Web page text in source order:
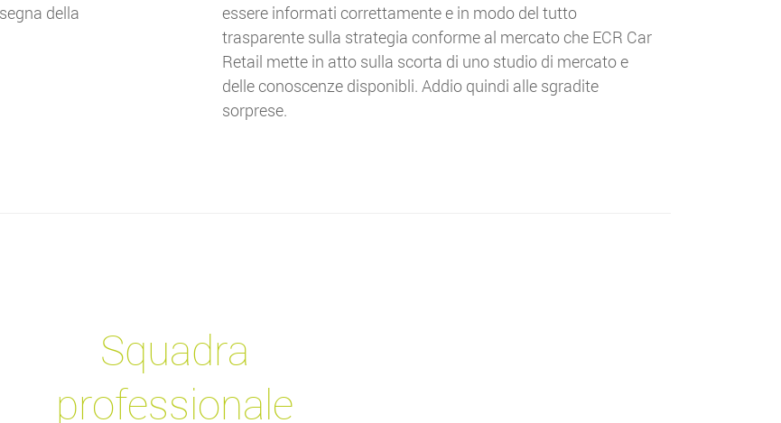
della
essere informati correttamente e in modo del tutto
trasparente sulla strategia conforme al mercato che ECR Car
Retail mette in atto sulla scorta di uno studio di mercato e
delle conoscenze disponibli. Addio quindi alle sgradite
sorprese.
Squadra
professionale